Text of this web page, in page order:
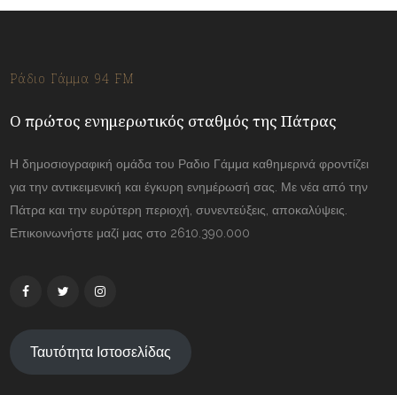
Ράδιο Γάμμα 94 FM
Ο πρώτος ενημερωτικός σταθμός της Πάτρας
Η δημοσιογραφική ομάδα του Ραδιο Γάμμα καθημερινά φροντίζει
για την αντικειμενική και έγκυρη ενημέρωσή σας. Με νέα από την
Πάτρα και την ευρύτερη περιοχή, συνεντεύξεις, αποκαλύψεις.
Επικοινωνήστε μαζί μας στο 2610.390.000
Ταυτότητα Ιστοσελίδας